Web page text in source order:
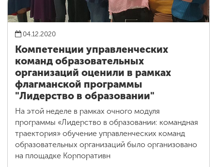
04.12.2020
Компетенции управленческих
команд образовательных
организаций оценили в рамках
флагманской программы
"Лидерство в образовании"
На этой неделе в рамках очного модуля
программы «Лидерство в образовании: командная
траектория» обучение управленческих команд
образовательных организаций было организовано
на площадке Корпоративн